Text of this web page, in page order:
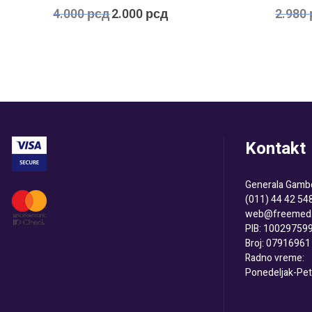
4.000рсдОригинална
2.000рсдцена
2.980
Kontakt
Generala
(011) 44 42
PIB: 100297599
Broj: 07916961
Radno vreme:
Ponedeljak-